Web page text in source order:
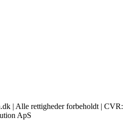
| Alle rettigheder forbeholdt | CVR:
ApS